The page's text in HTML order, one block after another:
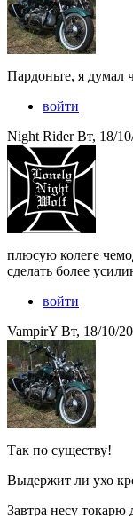
Пардоньте, я думал
войти
Night Rider Вт, 18/
плюсую колеге
сделать более
войти
VampirY Вт, 18/10/
Так по существу!
Выдержит ли ухо
Завтра несу токарю